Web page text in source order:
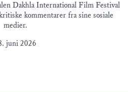
Dakhla International Film Festival
kommentarer fra sine sosiale
medier.
juni 2026